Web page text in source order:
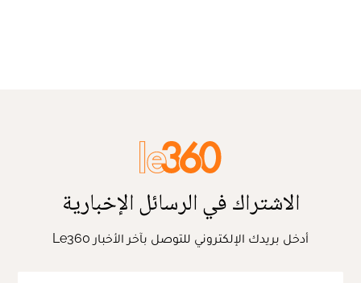
الاشتراك في الرسائل الإخبارية
أدخل بريدك الإلكتروني للتوصل بآخر الأخبار Le360